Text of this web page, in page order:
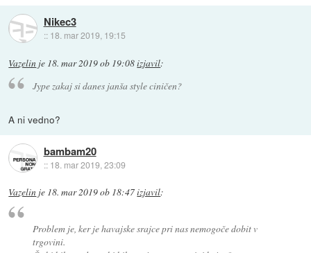
Nikec3
:: 18. mar 2019, 19:15
Vazelin je 18. mar 2019 ob 19:08izjavil:
Jype zakaj si danes janša style ciničen?
A ni vedno?
bambam20
:: 18. mar 2019, 23:09
Vazelin je 18. mar 2019 ob 18:47izjavil:
Problem je, ker je havajske srajce pri nas nemogoče dobit v
trgovini.